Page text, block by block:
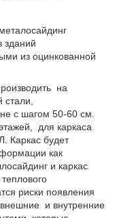
зданий
из оцинкованной
на
стали,
с шагом 50-60 см.
для каркаса
Каркас будет
как
и каркас
риски появления
и внутренние